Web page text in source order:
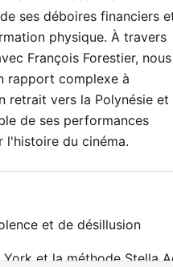
ses déboires financiers
physique. À travers
François Forestier, nous
rapport complexe à
retrait vers la Polynésie et
de ses performances
l'histoire du cinéma.
et de désillusion
York et la méthode Stella